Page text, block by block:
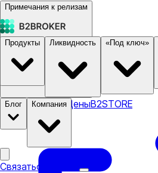
Примечания к релизам
Документация ЦеныB2STORE
Продукты Ликвидность «Под ключ»
Блог Компания
Связаться с нами